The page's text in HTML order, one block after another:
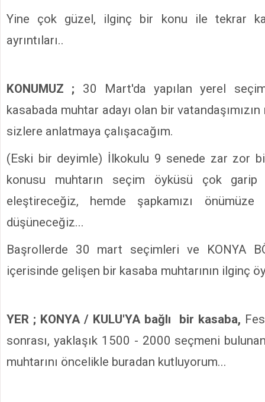
Yine çok güzel, ilginç bir konu ile tekrar
ayrıntıları..
KONUMUZ ; 30 Mart'da yapılan yerel
kasabada muhtar adayı olan bir
sizlere anlatmaya çalışacağım.
(Eski bir deyimle) İlkokulu 9 senede zar zor
konusu muhtarın seçim öyküsü çok garip
eleştireceğiz, hemde şapkamızı
düşüneceğiz...
Başrollerde 30 mart seçimleri ve KONYA
içerisinde gelişen bir kasaba muhtarının ilginç
YER ; KONYA / KULU'YA bağlı bir kasaba,
sonrası, yaklaşık 1500 - 2000 seçmeni
muhtarını öncelikle buradan kutluyorum...